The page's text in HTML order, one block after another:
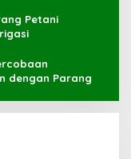
Petani
dengan Parang